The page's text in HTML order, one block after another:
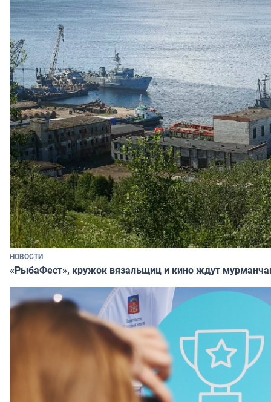
НОВОСТИ
«РыбаФест», кружок вязальщиц и кино ждут